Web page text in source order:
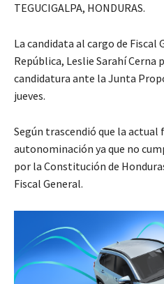
TEGUCIGALPA, HONDURAS.
La candidata al cargo de Fiscal
República, Leslie Sarahí Cerna
candidatura ante la Junta
jueves.
Según trascendió que la actual
autonominación ya que no
por la Constitución de
Fiscal General.